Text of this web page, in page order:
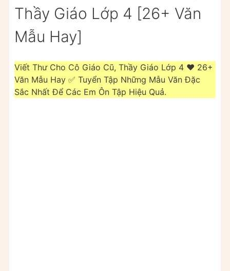
Thầy Giáo Lớp 4 [26+ Văn
Mẫu Hay]
Viết Thư Cho Cô Giáo Cũ, Thầy Giáo Lớp 4 ❤️️ 26+
Văn Mẫu Hay ✅ Tuyển Tập Những Mẫu Văn Đặc
Sắc Nhất Để Các Em Ôn Tập Hiệu Quả.